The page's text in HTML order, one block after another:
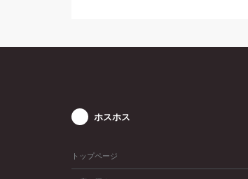
ホスホス
トップページ